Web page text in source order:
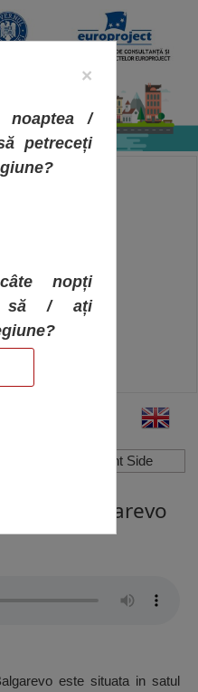
Show/Hide Right Side
Balgarevo
este situata in satul
×
noaptea /
petreceți
nopți
să / ați